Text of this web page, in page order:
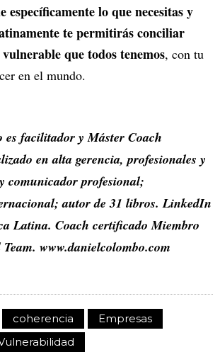
lo que necesitas y
te permitirás conciliar
que todos tenemos, con tu
en el mundo.
facilitador y Máster Coach
en alta gerencia, profesionales y
comunicador profesional;
autor de 31 libros. LinkedIn
Latina. Coach certificado Miembro
www.danielcolombo.com
coherencia
Empresas